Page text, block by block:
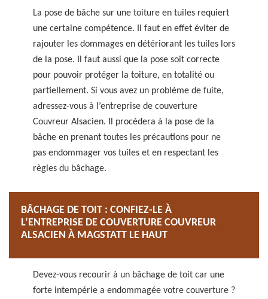
La pose de bâche sur une toiture en tuiles requiert
une certaine compétence. Il faut en effet éviter de
rajouter les dommages en détériorant les tuiles lors
de la pose. Il faut aussi que la pose soit correcte
pour pouvoir protéger la toiture, en totalité ou
partiellement. Si vous avez un problème de fuite,
adressez-vous à l’entreprise de couverture
Couvreur Alsacien. Il procédera à la pose de la
bâche en prenant toutes les précautions pour ne
pas endommager vos tuiles et en respectant les
règles du bâchage.
BÂCHAGE DE TOIT : CONFIEZ-LE À
L’ENTREPRISE DE COUVERTURE COUVREUR
ALSACIEN À MAGSTATT LE HAUT
Devez-vous recourir à un bâchage de toit car une
forte intempérie a endommagée votre couverture ?